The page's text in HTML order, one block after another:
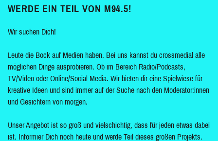
WERDE EIN TEIL VON M94.5!
Wir suchen Dich!
Leute die Bock auf Medien haben. Bei uns kannst du crossmedial alle
möglichen Dinge ausprobieren. Ob im Bereich Radio/Podcasts,
TV/Video oder Online/Social Media. Wir bieten dir eine Spielwiese für
kreative Ideen und sind immer auf der Suche nach den Moderator:innen
und Gesichtern von morgen.
Unser Angebot ist so groß und vielschichtig, dass für jeden etwas dabei
ist. Informier Dich noch heute und werde Teil dieses großen Projekts.